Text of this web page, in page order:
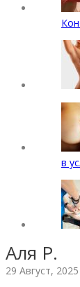
в
Аля Р.
29 Август, 2025